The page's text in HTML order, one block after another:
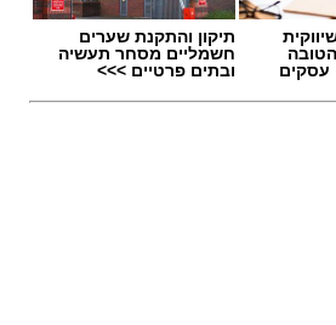
מאירוע חדשותי? מצאתם טעות
עסקים
תיקון והתקנת שערים
חשמליים מסחר תעשיה
ובתים פרטיים >>>